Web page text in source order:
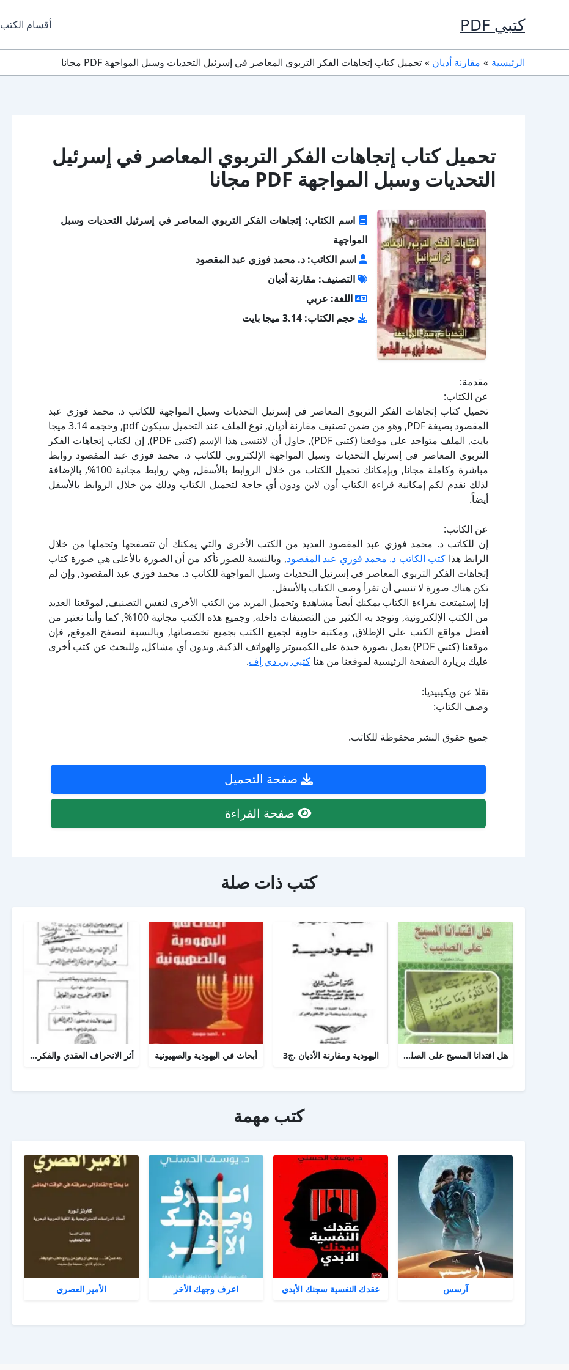
كتبي PDF أقسام الكتب
الرئيسية مقارنة أديان تحميل كتاب إتجاهات الفكر التربوي المعاصر في إسرئيل التحديات وسبل المواجهة PDF مجانا
تحميل كتاب إتجاهات الفكر التربوي المعاصر في إسرئيل
التحديات وسبل المواجهة PDF مجانا
اسم الكتاب: إتجاهات الفكر التربوي المعاصر في إسرئيل التحديات وسبل
المواجهة
اسم الكاتب: د. محمد فوزي عبد المقصود
التصنيف: مقارنة أديان
اللغة: عربي
حجم الكتاب: 3.14 ميجا بايت
مقدمة:
عن الكتاب:
تحميل كتاب إتجاهات الفكر التربوي المعاصر في إسرئيل التحديات وسبل المواجهة للكاتب د. محمد فوزي عبد
المقصود بصيغة PDF, وهو من ضمن تصنيف مقارنة أديان, نوع الملف عند التحميل سيكون pdf, وحجمه 3.14 ميجا
بايت, الملف متواجد على موقعنا (كتبي PDF), حاول أن لاتنسى هذا الإسم (كتبي PDF), إن لكتاب إتجاهات الفكر
التربوي المعاصر في إسرئيل التحديات وسبل المواجهة الإلكتروني للكاتب د. محمد فوزي عبد المقصود روابط
مباشرة وكاملة مجانا, وبإمكانك تحميل الكتاب من خلال الروابط بالأسفل, وهي روابط مجانية 100%, بالإضافة
لذلك نقدم لكم إمكانية قراءة الكتاب أون لاين ودون أي حاجة لتحميل الكتاب وذلك من خلال الروابط بالأسفل
أيضاً.
عن الكاتب:
إن للكاتب د. محمد فوزي عبد المقصود العديد من الكتب الأخرى والتي يمكنك أن تتصفحها وتحملها من خلال
الرابط هذا كتب الكاتب د. محمد فوزي عبد المقصود, وبالنسبة للصور تأكد من أن الصورة بالأعلى هي صورة كتاب
إتجاهات الفكر التربوي المعاصر في إسرئيل التحديات وسبل المواجهة للكاتب د. محمد فوزي عبد المقصود, وإن لم
تكن هناك صورة لا تنسى أن تقرأ وصف الكتاب بالأسفل.
إذا إستمتعت بقراءة الكتاب يمكنك أيضاً مشاهدة وتحميل المزيد من الكتب الأخرى لنفس التصنيف, لموقعنا العديد
من الكتب الإلكترونية, وتوجد به الكثير من التصنيفات داخله, وجميع هذه الكتب مجانية 100%, كما وأننا نعتبر من
أفضل مواقع الكتب على الإطلاق, ومكتبة حاوية لجميع الكتب بجميع تخصصاتها, وبالنسبة لتصفح الموقع, فإن
موقعنا (كتبي PDF) يعمل بصورة جيدة على الكمبيوتر والهواتف الذكية, وبدون أي مشاكل, وللبحث عن كتب أخرى
عليك بزيارة الصفحة الرئيسية لموقعنا من هنا كتبي بي دي إف.
نقلا عن ويكيبيديا:
وصف الكتاب:
جميع حقوق النشر محفوظة للكاتب.
صفحة التحميل
صفحة القراءة
كتب ذات صلة
هل افتدانا المسيح على الصليب اليهودية ومقارنة الأديان .ج3 أبحاث في اليهودية والصهيونية أثر الانحراف العقدي والفكري عند اليهود على الفكر الصهيوني المعاصر
كتب مهمة
آرسس عقدك النفسية سجنك الأبدي اعرف وجهك الأخر الأمير العصري